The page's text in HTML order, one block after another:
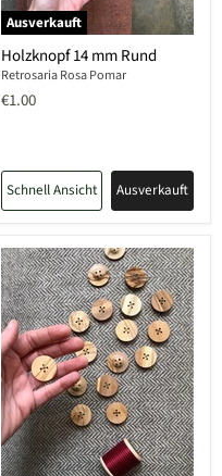
Ausverkauft
Holzknopf 14 mm Rund
Retrosaria Rosa Pomar
€1.00
Schnell Ansicht Ausverkauft